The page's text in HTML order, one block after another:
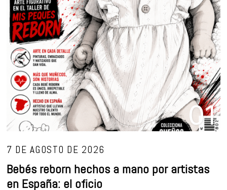
01
7 DE AGOSTO DE 2026
Bebés reborn hechos a mano por artistas
en España: el oficio